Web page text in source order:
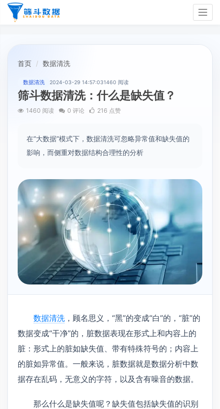
首页 数据清洗
数据清洗 2024-03-29 14:57:031460 阅读
筛斗数据清洗：什么是缺失值？
1460 阅读 0 评论 216 点赞
在“大数据”模式下，数据清洗可忽略异常值和缺失值的
影响，而侧重对数据结构合理性的分析
数据清洗 ，顾名思义，“黑”的变成“白”的，“脏”的
数据变成“干净”的，脏数据表现在形式上和内容上的
脏：形式上的脏如缺失值、带有特殊符号的；内容上
的脏如异常值。一般来说，脏数据就是数据分析中数
据存在乱码，无意义的字符，以及含有噪音的数据。
那么什么是缺失值呢？缺失值包括缺失值的识别